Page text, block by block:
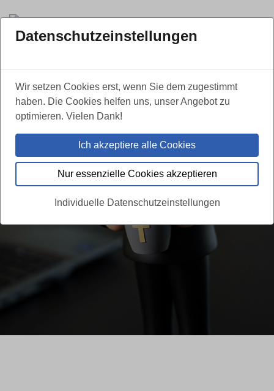
Ob Sie in den Ruhestand möchten, etwas ganz anderes machen oder in Ihrem
Unternehmen weiter tätig sein wollen:
als Teil der Ahorn Familie profitieren Sie von einer starken Partnerin mit vielen
Jetzt mehr erfahren!
Datenschutzeinstellungen
Wir setzen Cookies erst, wenn Sie dem zugestimmt
haben. Die Cookies helfen uns, unser Angebot zu
optimieren. Vielen Dank!
Ich akzeptiere alle Cookies
Nur essenzielle Cookies akzeptieren
Individuelle Datenschutzeinstellungen